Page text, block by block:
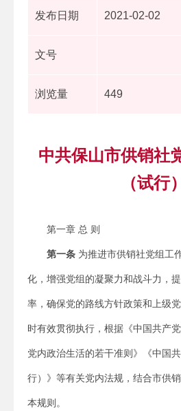
发布日期 2021-02-02
文号
浏览量 449
中共保山市供销社
（试行）
第一章 总 则
第一条 为推进市供销社党组工
化，增强党组的凝聚力和战斗力，
率，确保党的路线方针政策和上级
时有效贯彻执行，根据《中国共产
党内政治生活的若干准则》《中国
行）》等有关党内法规，结合市供
本规则。